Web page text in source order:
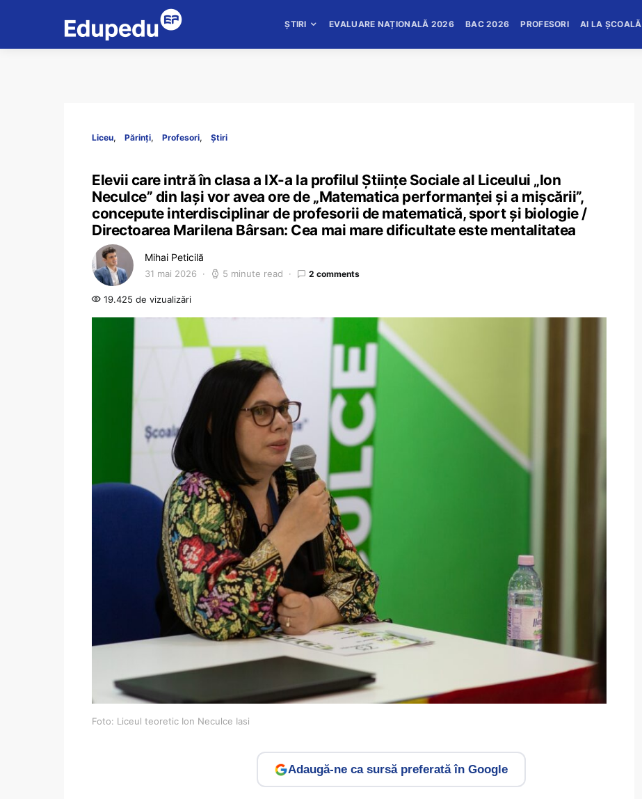
ȘTIRI EVALUARE NAȚIONALĂ 2026 BAC 2026 PROFESORI AI LA ȘCOALĂ
Liceu Părinți Profesori Știri
Elevii care intră în clasa a IX-a la profilul Științe Sociale al Liceului „Ion
Neculce” din Iași vor avea ore de „Matematica performanței și a mișcării”,
concepute interdisciplinar de profesorii de matematică, sport și biologie /
Directoarea Marilena Bârsan: Cea mai mare dificultate este mentalitatea
Mihai Peticilă
31 mai 2026 5 minute read 2 comments
19.425 de vizualizări
Foto: Liceul teoretic Ion Neculce Iasi
Adaugă-ne ca sursă preferată în Google